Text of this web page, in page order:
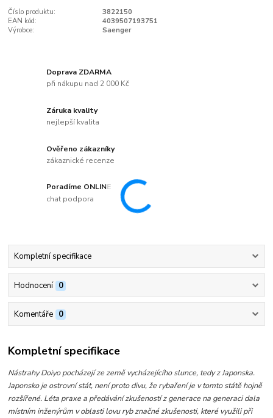
Číslo produktu:
3822150
EAN kód:
4039507193751
Výrobce:
Saenger
Doprava ZDARMA
při nákupu nad 2 000 Kč
Záruka kvality
nejlepší kvalita
Ověřeno zákazníky
zákaznické recenze
Poradíme ONLINE
chat podpora
Kompletní specifikace
Hodnocení 0
Komentáře 0
Kompletní specifikace
Nástrahy Doiyo pocházejí ze země vycházejícího slunce, tedy z Japonska.
Japonsko je ostrovní stát, není proto divu, že rybaření je v tomto státě hojně
rozšířené. Léta praxe a předávání zkušeností z generace na generaci dala
místním inženýrům v oblasti lovu ryb značné zkušenosti, které využili při